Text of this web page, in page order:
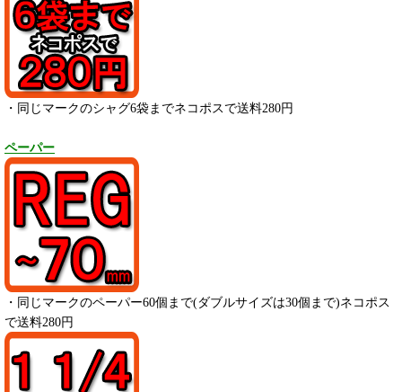
・同じマークのシャグ6袋までネコポスで送料280円
ペーパー
・ 同じマークのペーパー60個まで(ダブルサイズは30個まで)ネコポス
で送料280円